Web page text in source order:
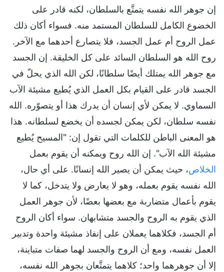
إن جوهر الله نفسه يتمتَّع بالسلطان، لكنه قادر على
الخضوع الكامل للسلطان المستمد منه. فسواء أكان ذلك
عمل الروح أم عمل الجسد، فلا يتصارع أحدهما مع الآخر.
روح الله هو السلطان السائد على كل الخليقة. إن الجسد
مع جوهر الله يمتلك أيضًا سلطانًا، لكن الله الذي يحلّ في
الجسد قادر على القيام بكل العمل الذي يُطيع مشيئة الآب
السماوي. لا يمكن لأي إنسان أن يدرك هذا أو يتصوّره. الله
نفسه سلطان، لكن يمكن لجسده أن يخضع لسلطانه. هذا
هو المعنى الباطن للكلمات التي تقول إن: "المسيح يُطيع
مشيئة الله الآب". إن الله روح ويمكنه أن يقوم بعمل
الخلاص، حيث يمكن أن يصير الله إنسانًا. على أي حال،
الله نفسه يقوم بعمله، وهو لا يعارض ولا يتدخل، كما لا
يقوم بأعمال متضاربة مع بعضها بعضًا، لأن جوهر العمل
الذي يقوم به الروح والجسد متشابهان. سواء أكان الروح
أم الجسد، فكلاهما يعملان على إنفاذ مشيئة واحدة وتدبير
العمل نفسه، ومع أن الروح والجسد لهما صفات متباينة،
إلا أن جوهرهما واحد؛ كلاهما يتمتَّعان بجوهر الله نفسه،